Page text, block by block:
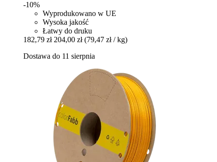
-10%
Wyprodukowano w UE
Wysoka jakość
Łatwy do druku
182,79 zł 204,00 zł (79,47 zł / kg)
Dostawa do 11 sierpnia